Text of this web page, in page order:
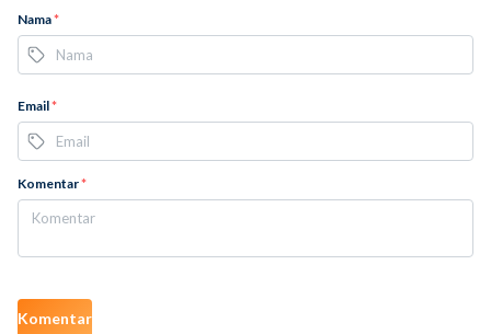
Nama*
Email*
Komentar*
Komentar